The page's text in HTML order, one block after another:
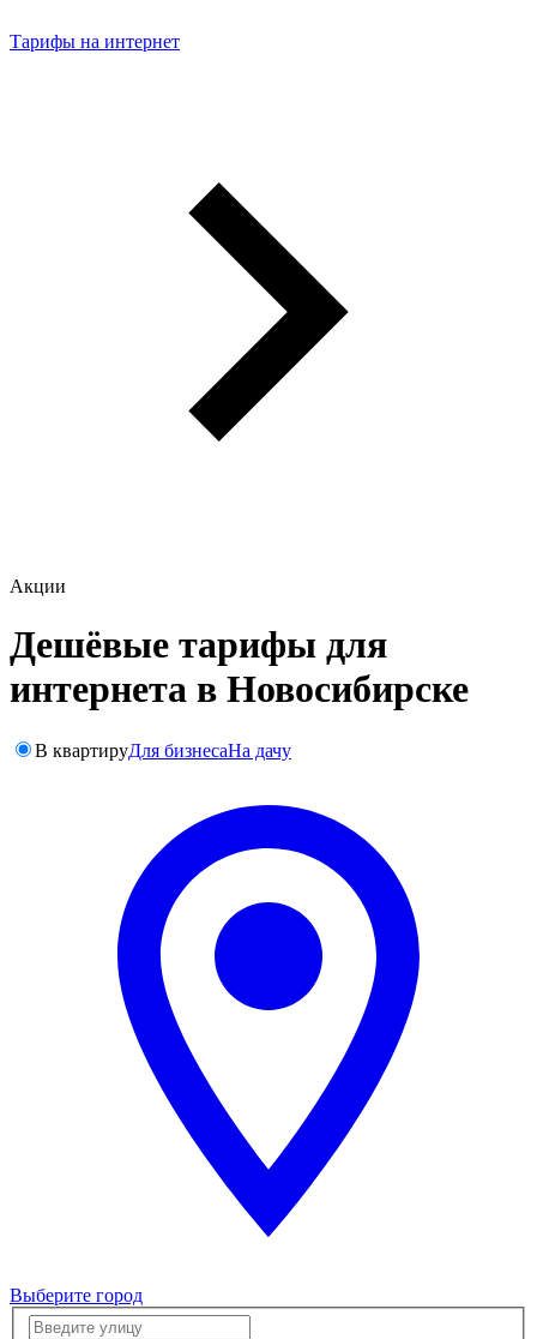
Тарифы на интернет
Акции
Дешёвые тарифы для
интернета в Новосибирске
В квартируДля бизнесаНа дачу
Выберите город